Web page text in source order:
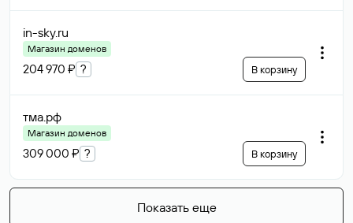
in-sky.ru
Магазин доменов
204 970 ₽ ? В корзину
тма.рф
Магазин доменов
309 000 ₽ ? В корзину
Показать еще